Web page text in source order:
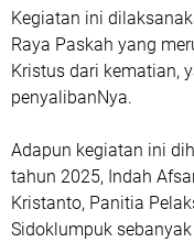
Kegiatan ini
Raya Paskah yang
Kristus dari kematian,
penyalibanNya.
Adapun kegiatan ini
tahun 2025, Indah
Kristanto, Panitia
Sidoklumpuk